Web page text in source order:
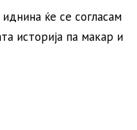
ќе се согласам
историја па макар и